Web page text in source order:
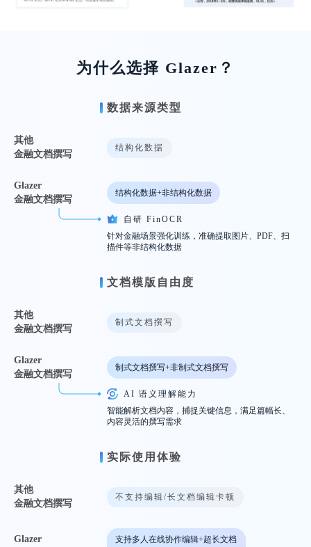
为什么选择 Glazer？
数据来源类型
其他
金融文档撰写
结构化数据
Glazer
金融文档撰写
结构化数据+非结构化数据
自研 FinOCR
针对金融场景强化训练，准确提取图 片、PDF、扫
描件等非结构化数据
文档模版自由度
其他
金融文档撰写
制式文档撰写
Glazer
金融文档撰写
制式文档撰写+非制式文档撰写
AI 语义理解能力
智能解析文档内容，捕捉关键信息， 满足篇幅长、
内容灵活的撰写需求
实际使用体验
其他
金融文档撰写
不支持编辑/长文档编辑卡顿
Glazer
支持多人在线协作编辑+超长文档